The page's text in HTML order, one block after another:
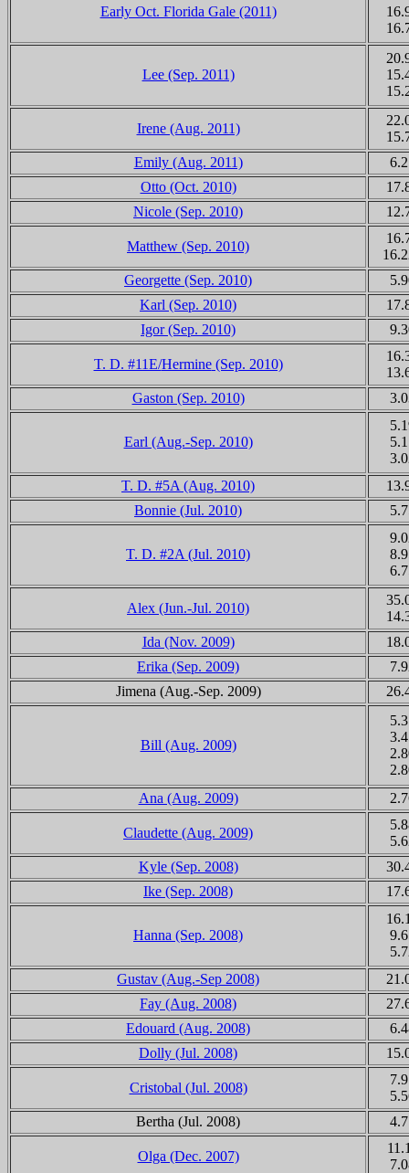
Early Oct. Florida Gale (2011)
Lee (Sep. 2011)
Irene (Aug. 2011)
Emily (Aug. 2011)
Otto (Oct. 2010)
Nicole (Sep. 2010)
Matthew (Sep. 2010)
Georgette (Sep. 2010)
Karl (Sep. 2010)
Igor (Sep. 2010)
T. D. #11E/Hermine(Sep. 2010)
Gaston (Sep. 2010)
Earl (Aug.-Sep. 2010)
T. D. #5A (Aug. 2010)
Bonnie (Jul. 2010)
T. D. #2A (Jul. 2010)
Alex (Jun.-Jul. 2010)
Ida (Nov. 2009)
Erika (Sep. 2009)
Jimena (Aug.-Sep. 2009)
Bill (Aug. 2009)
Ana (Aug. 2009)
Claudette (Aug. 2009)
Kyle (Sep. 2008)
Ike (Sep. 2008)
Hanna (Sep. 2008)
Gustav (Aug.-Sep 2008)
Fay (Aug. 2008)
Edouard (Aug. 2008)
Dolly (Jul. 2008)
Cristobal (Jul. 2008)
Bertha (Jul. 2008)
Olga (Dec. 2007)